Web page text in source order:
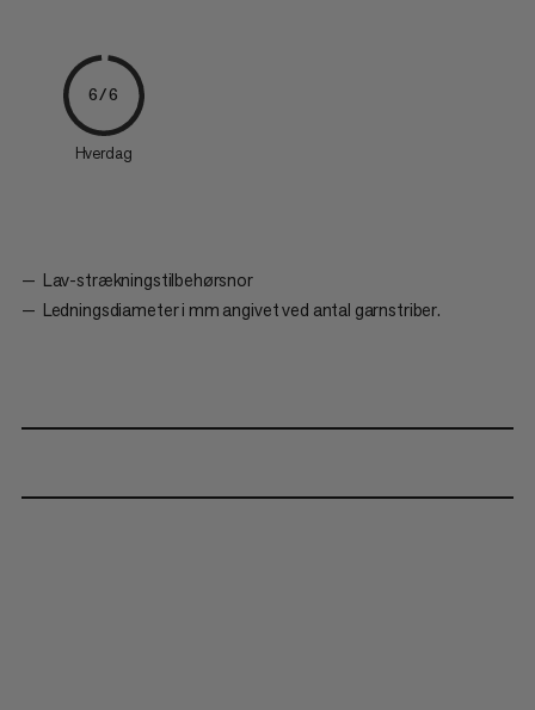
6/6
Hverdag
Lav-strækningstilbehørsnor
Ledningsdiameter i mm angivet ved antal garnstriber.